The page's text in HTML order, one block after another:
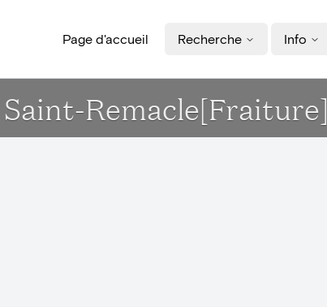
Page d'accueil Recherche Info
Remacle[Fraiture]